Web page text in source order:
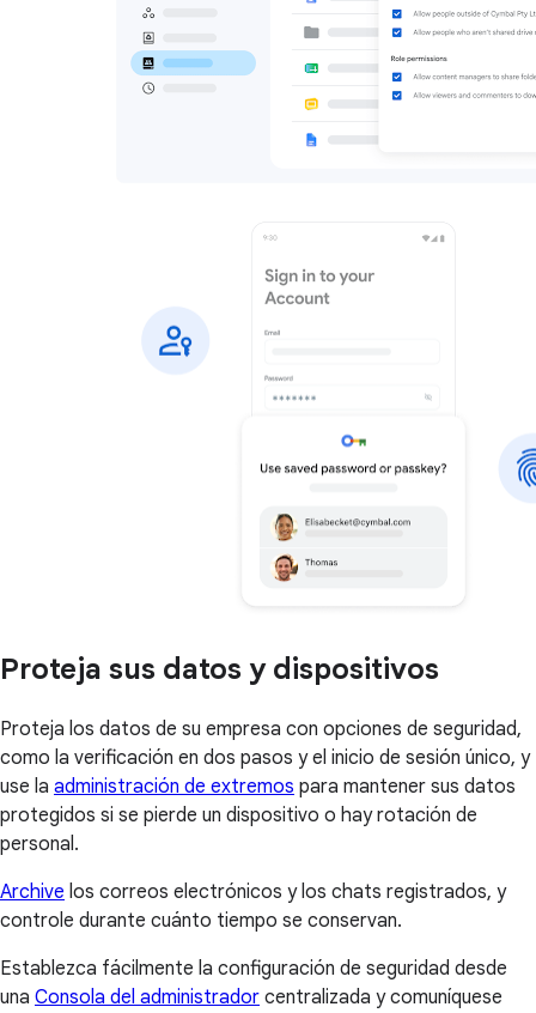
Proteja sus datos y dispositivos
Proteja los datos de su empresa con opciones de seguridad,
como la verificación en dos pasos y el inicio de sesión único, y
use la administración de extremos para mantener sus datos
protegidos si se pierde un dispositivo o hay rotación de
personal.
Archive los correos electrónicos y los chats registrados, y
controle durante cuánto tiempo se conservan.
Establezca fácilmente la configuración de seguridad desde
una Consola del administrador centralizada y comuníquese